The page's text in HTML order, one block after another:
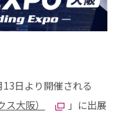
日より開催される
大阪）
」に出展